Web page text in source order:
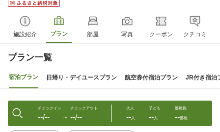
施設紹介 プラン 部屋 写真 クーポン クチコミ
プラン一覧
宿泊プラン 日帰り・デイユースプラン 航空券付宿泊プラン JR付き宿泊
チェックイン
--/-- 〜
チェックアウト
--/--
大人
--人
子ども
--人
部屋数
--部屋